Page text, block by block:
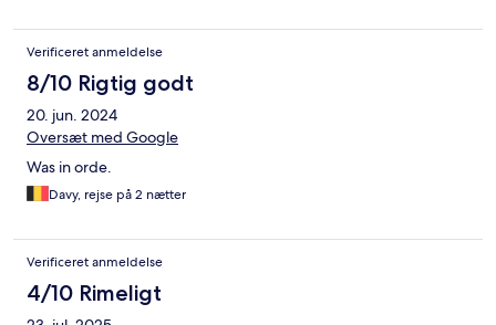
Verificeret anmeldelse
8/10 Rigtig godt
20. jun. 2024
Oversæt med Google
Was in orde.
Davy, rejse på 2 nætter
Verificeret anmeldelse
4/10 Rimeligt